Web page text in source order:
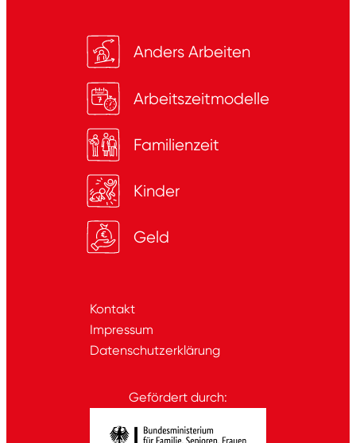
Anders Arbeiten
Arbeitszeitmodelle
Familienzeit
Kinder
Geld
Kontakt
Impressum
Datenschutzerklärung
Gefördert durch: